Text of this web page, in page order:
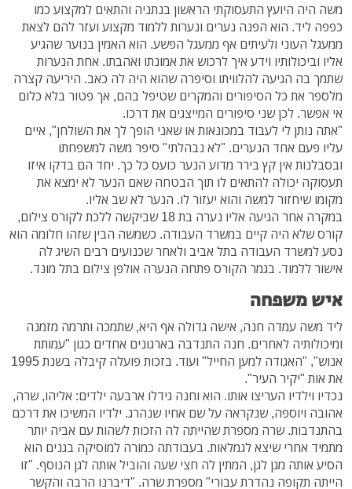
משה היה היועץ התעסוקתי הראשון בנתניה והתאים למקצוע כמו
כפפה ליד. הוא הפנה נערים ונערות ללמוד מקצוע ועזר להם לצאת
ממעגל העוני ולעיתים אף ממעגל הפשע. הוא האמין בנוער שהגיע
אליו וביכולותיו וידע איך לרכוש את אמונתו ואהבתו. אחת הנערות
שתמך בה הגיעה להלוויתו וסיפרה שהוא היה לה כאב. היריעה קצרה
מלספר את כל הסיפורים והמקרים שטיפל בהם, אך פטור בלא כלום
אי אפשר. לכן שני סיפורים המייצגים את דרכו.
"אתה נותן לי לעבוד במכונאות או שאני הופך לך את השולחן", איים
עליו פעם אחד הנערים. "לא נבהלתי" סיפר משה למשפחתו
ובסבלנות אין קץ בירר מדוע הנער כועס כל כך. יחד הם בדקו איזו
תעסוקה יכולה להתאים לו תוך הבטחה שאם הנער לא ימצא את
מקומו שיחזור למשה והוא יעזור לו. הנער לא שב אליו.
במקרה אחר הגיעה אליו נערה בת 18 שביקשה ללכת לקורס צילום,
קורס שלא היה קיים במשרד העבודה. כשמשה הבין שזהו חלומה הוא
נסע למשרד העבודה בתל אביב ולאחר שכנועים רבים השיג לה
אישור ללמוד. בגמר הקורס פתחה הנערה אולפן צילום בתל מונד.
איש משפחה
ליד משה עמדה חנה, אישה גדולה אף היא, שתמכה ותרמה מזמנה
ומיכולותיה לאחרים. חנה התנדבה בארגונים אחדים כגון "עמותת
אנוש", "האגודה למען החייל" ועוד. בזכות פועלה קיבלה בשנת 1995
את אות "יקיר העיר".
נכדיו וילדיו העריצו אותו. הוא וחנה גידלו ארבעה ילדים: אליהו, שרה,
אהובה ויוספה, שנקראה על שם אחיו שנהרג. ילדיו המשיכו את דרכם
בהתנדבות. שרה מספרת שהייתה לה הזכות לשהות עם אביה יותר
מתמיד אחרי שיצא לגמלאות. בעבודתה כמורה למוסיקה בגנים הוא
הסיע אותה מגן לגן, המתין לה חצי שעה והוביל אותה לגן הנוסף. "זו
הייתה תקופה נהדרת עבורי" מספרת שרה. "דיברנו הרבה והקשר